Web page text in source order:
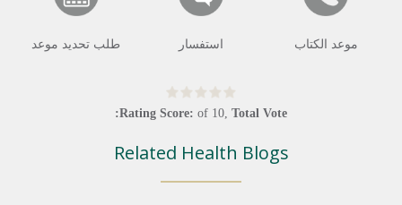
موعد الكتاب استفسار طلب تحديد موعد
Rating Score: of 10, Total Vote:
Related Health Blogs